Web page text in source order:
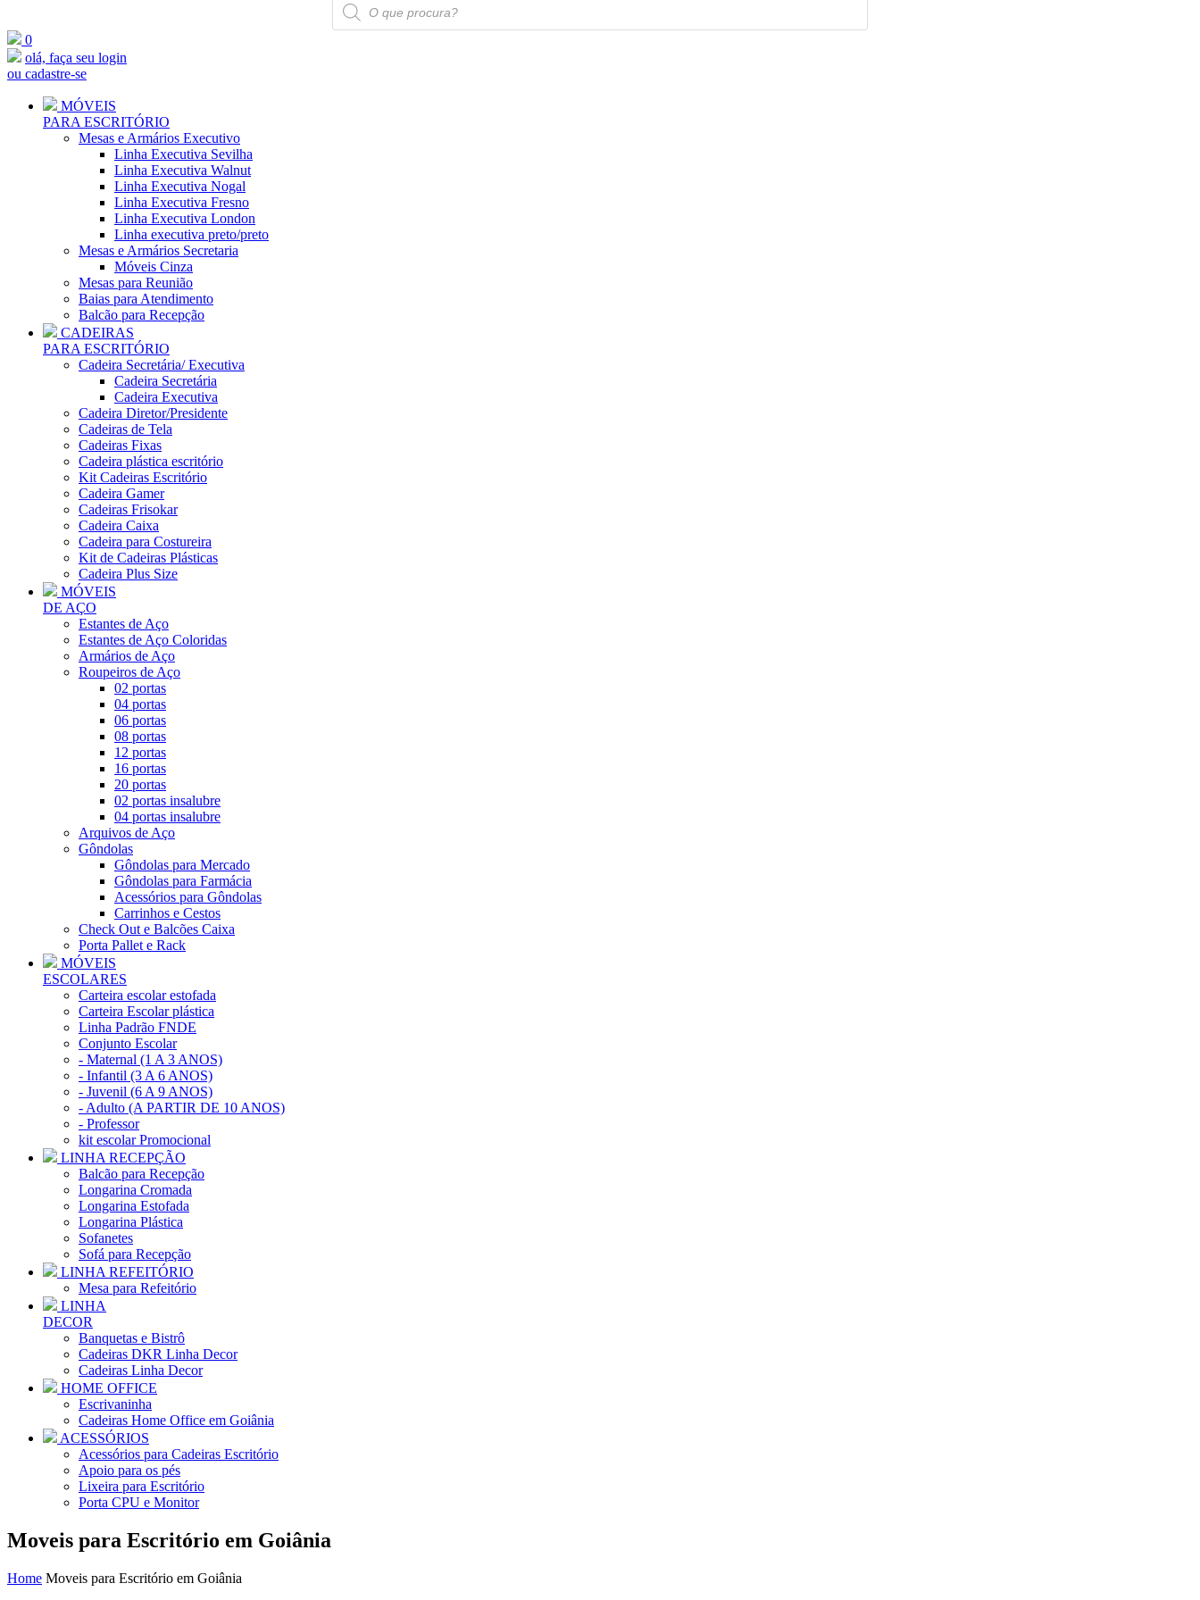
produtos
0
olá, faça seu login
ou cadastre-se
MÓVEIS
PARA ESCRITÓRIO
Mesas e Armários Executivo
Linha Executiva Sevilha
Linha Executiva Walnut
Linha Executiva Nogal
Linha Executiva Fresno
Linha Executiva London
Linha executiva preto/preto
Mesas e Armários Secretaria
Móveis Cinza
Mesas para Reunião
Baias para Atendimento
Balcão para Recepção
CADEIRAS
PARA ESCRITÓRIO
Cadeira Secretária/ Executiva
Cadeira Secretária
Cadeira Executiva
Cadeira Diretor/Presidente
Cadeiras de Tela
Cadeiras Fixas
Cadeira plástica escritório
Kit Cadeiras Escritório
Cadeira Gamer
Cadeiras Frisokar
Cadeira Caixa
Cadeira para Costureira
Kit de Cadeiras Plásticas
Cadeira Plus Size
MÓVEIS
DE AÇO
Estantes de Aço
Estantes de Aço Coloridas
Armários de Aço
Roupeiros de Aço
02 portas
04 portas
06 portas
08 portas
12 portas
16 portas
20 portas
02 portas insalubre
04 portas insalubre
Arquivos de Aço
Gôndolas
Gôndolas para Mercado
Gôndolas para Farmácia
Acessórios para Gôndolas
Carrinhos e Cestos
Check Out e Balcões Caixa
Porta Pallet e Rack
MÓVEIS
ESCOLARES
Carteira escolar estofada
Carteira Escolar plástica
Linha Padrão FNDE
Conjunto Escolar
- Maternal (1 A 3 ANOS)
- Infantil (3 A 6 ANOS)
- Juvenil (6 A 9 ANOS)
- Adulto (A PARTIR DE 10 ANOS)
- Professor
kit escolar Promocional
LINHA RECEPÇÃO
Balcão para Recepção
Longarina Cromada
Longarina Estofada
Longarina Plástica
Sofanetes
Sofá para Recepção
LINHA REFEITÓRIO
Mesa para Refeitório
LINHA
DECOR
Banquetas e Bistrô
Cadeiras DKR Linha Decor
Cadeiras Linha Decor
HOME OFFICE
Escrivaninha
Cadeiras Home Office em Goiânia
ACESSÓRIOS
Acessórios para Cadeiras Escritório
Apoio para os pés
Lixeira para Escritório
Porta CPU e Monitor
Moveis para Escritório em Goiânia
Home Moveis para Escritório em Goiânia